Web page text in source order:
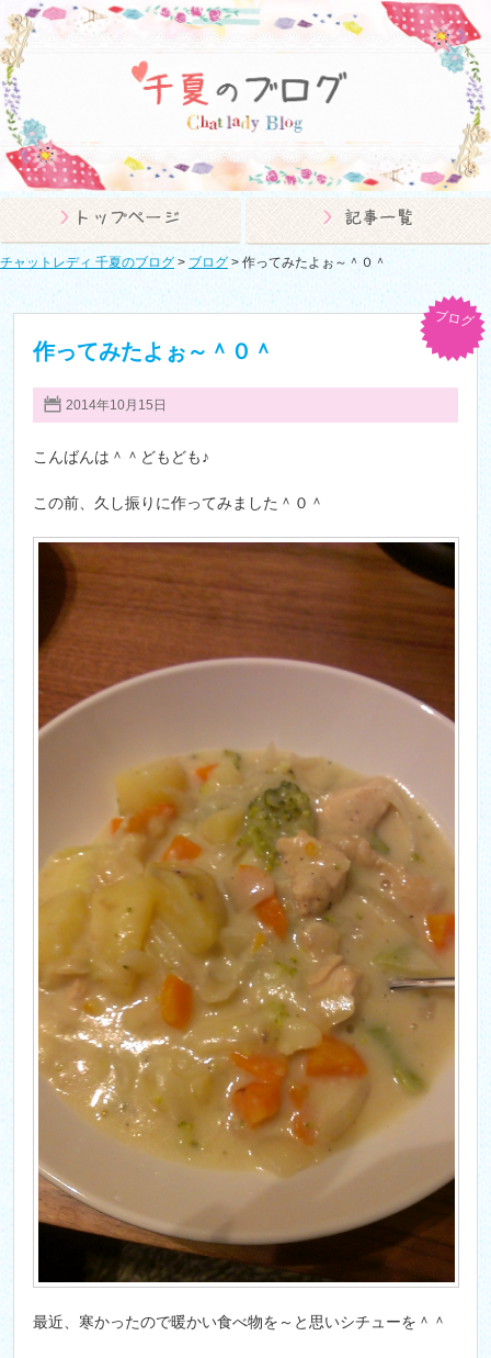
チャットレディ 千夏のブログ > ブログ > 作ってみたよぉ～＾０＾
作ってみたよぉ～＾０＾
2014年10月15日
ブログ
こんばんは＾＾どもども♪
この前、久し振りに作ってみました＾０＾
最近、寒かったので暖かい食べ物を～と思いシチューを＾＾